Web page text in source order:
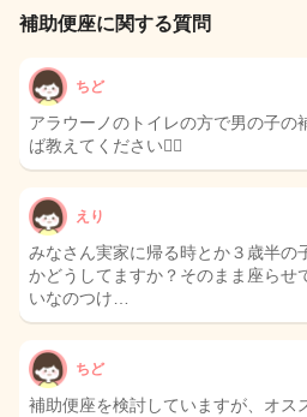
補助便座に関する質問
ちど
アラウーノのトイレの方で男の子の
ば教えてください🙇‍♀️
えり
みなさん実家に帰る時とか３歳半の
かどうしてますか？そのまま座らせ
いなのつけ…
ちど
補助便座を検討していますが、オス